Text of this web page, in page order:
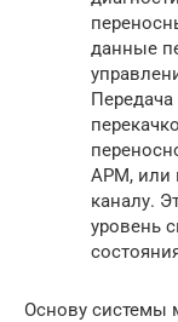
данные
АРМ, или
каналу.
уровень
Основу системы